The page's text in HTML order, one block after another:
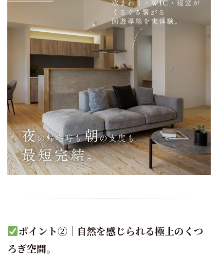
ポイント②｜自然を感じられる極上のくつ
ろぎ空間。